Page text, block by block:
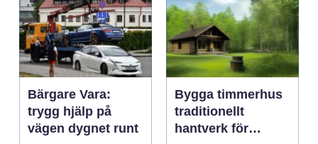
Bärgare Vara:
trygg hjälp på
vägen dygnet runt
Bygga timmerhus
traditionellt
hantverk för